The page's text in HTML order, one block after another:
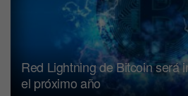
Red Lightning de Bitcoin será
el próximo año